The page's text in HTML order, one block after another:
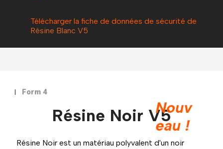
Télécharger la fiche de données de sécurité de
Résine Blanc V5
Nouv
eau !
Form 4
Résine Noir V5
Résine Noir est un matériau polyvalent d'un noir